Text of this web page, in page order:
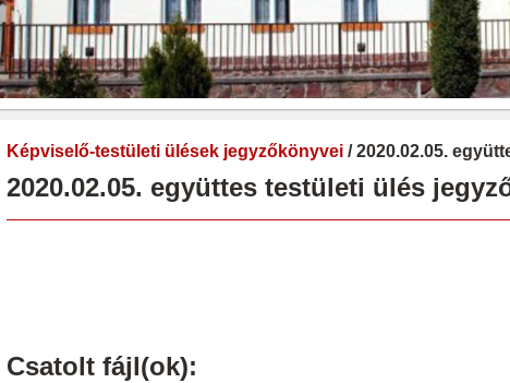
Képviselő-testületi ülések jegyzőkönyvei / 2020.02.05.
2020.02.05. együttes testületi ülés
Csatolt fájl(ok):